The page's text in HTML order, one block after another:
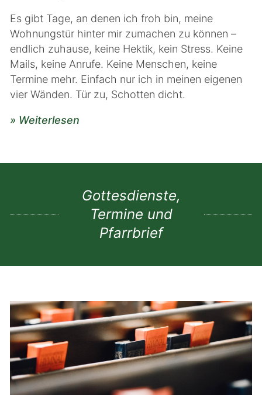
Es gibt Tage, an denen ich froh bin, meine
Wohnungstür hinter mir zumachen zu können –
endlich zuhause, keine Hektik, kein Stress. Keine
Mails, keine Anrufe. Keine Menschen, keine
Termine mehr. Einfach nur ich in meinen eigenen
vier Wänden. Tür zu, Schotten dicht.
» Weiterlesen
Gottesdienste,
Termine und
Pfarrbrief